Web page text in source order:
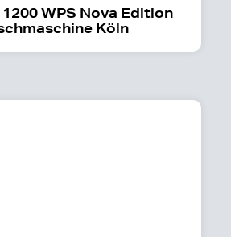
WPS Nova Edition
Köln